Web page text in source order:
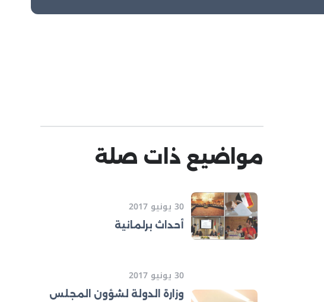
مواضيع ذات صلة
30 يونيو 2017
أحداث برلمانية
30 يونيو 2017
وزارة الدولة لشؤون المجلس